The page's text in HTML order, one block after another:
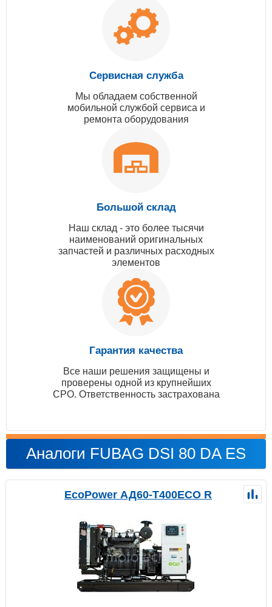
Сервисная служба
Мы обладаем собственной
мобильной службой сервиса и
ремонта оборудования
Большой склад
Наш склад - это более тысячи
наименований оригинальных
запчастей и различных расходных
элементов
Гарантия качества
Все наши решения защищены и
проверены одной из крупнейших
СРО. Ответственность застрахована
Аналоги FUBAG DSI 80 DA ES
EcoPower АД60-T400ECO R